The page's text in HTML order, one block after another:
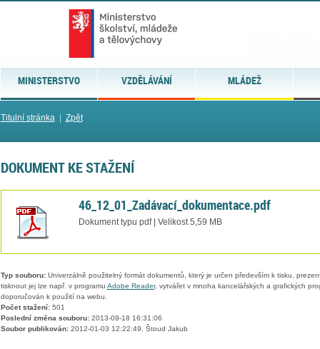
MINISTERSTVO VZDĚLÁVÁNÍ MLÁDEŽ
Titulní stránka| Zpět
DOKUMENT KE STAŽENÍ
46_12_01_Zadávací_dokumentace.pdf
Dokument typu pdf | Velikost 5,59 MB
Typ souboru:Univerzálně použitelný formát dokumentů, který je určen především k tisku,
tisknout jej lze např. v programu Adobe Reader, vytvářet v mnoha kancelářských a grafických
doporučován k použití na webu.
Počet stažení:501
Poslední změna souboru:2013-09-18 16:31:06
Soubor publikován:2012-01-03 12:22:49, Štoud Jakub